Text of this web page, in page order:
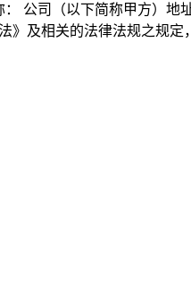
公司（以下简称甲方）
》及相关的法律法规之规定